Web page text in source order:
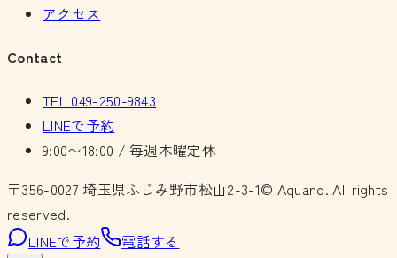
アクセス
Contact
TEL 049-250-9843
LINEで予約
9:00〜18:00 / 毎週木曜定休
〒356-0027 埼玉県ふじみ野市松山2-3-1© Aquano. All rights
reserved.
LINEで予約
電話する